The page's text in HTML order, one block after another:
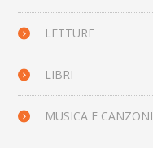
LETTURE
LIBRI
MUSICA E CANZONI